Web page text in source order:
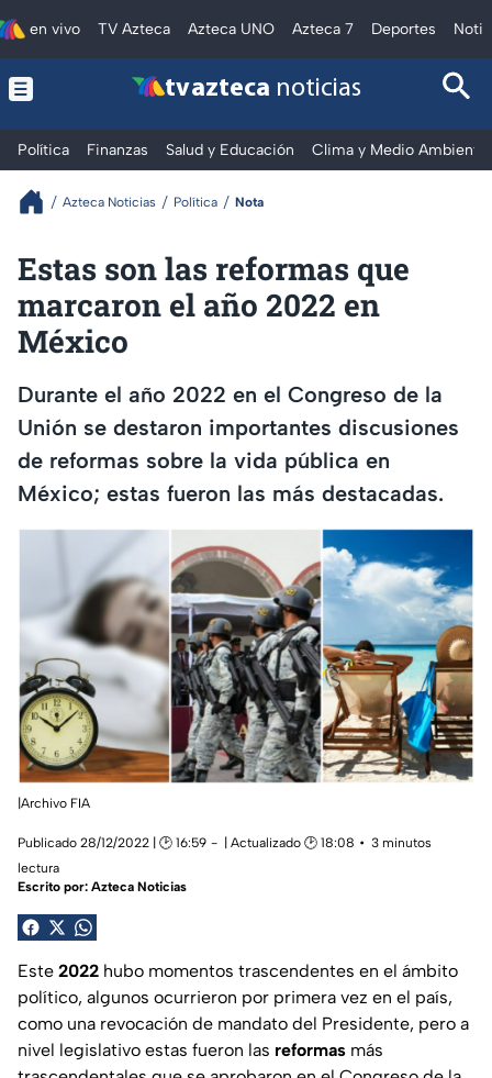
en vivo TV Azteca Azteca UNO Azteca 7 Deportes
tv azteca noticias
Política Finanzas Salud y Educación Clima y Medio Ambiente
Azteca Noticias Política Nota
Estas son las reformas que
marcaron el año 2022 en
México
Durante el año 2022 en el Congreso de la
Unión se destaron importantes discusiones
de reformas sobre la vida pública en
México; estas fueron las más destacadas.
|Archivo FIA
Publicado 28/12/2022 | 🕑 16:59 | Actualizado 🕑 18:08
3 minutos
lectura
Escrito por: Azteca Noticias
Este 2022 hubo momentos trascendentes en el ámbito
político, algunos ocurrieron por primera vez en el país,
como una revocación de mandato del Presidente, pero a
nivel legislativo estas fueron las reformas más